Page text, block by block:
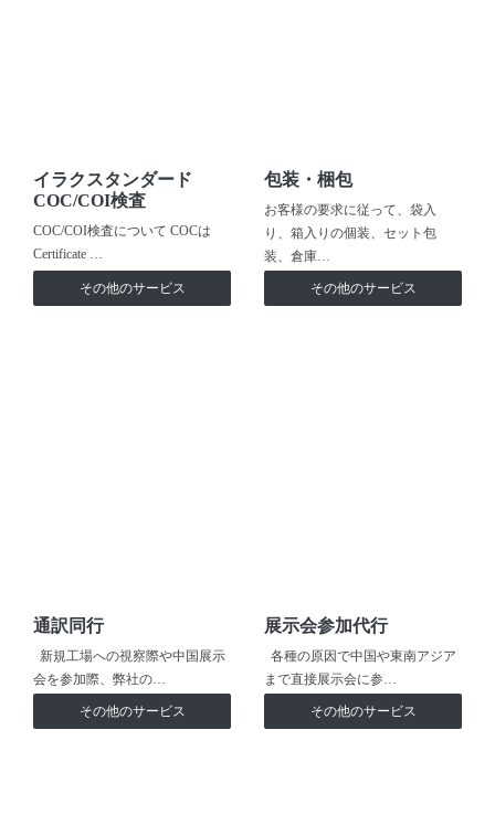
イラクスタンダード
COC/COI検査
COC/COI検査について COCは
Certificate …
その他のサービス
包装・梱包
お客様の要求に従って、袋入
り、箱入りの個装、セット包
装、倉庫…
その他のサービス
通訳同行
新規工場への視察際や中国展示
会を参加際、弊社の…
その他のサービス
展示会参加代行
各種の原因で中国や東南アジア
まで直接展示会に参…
その他のサービス